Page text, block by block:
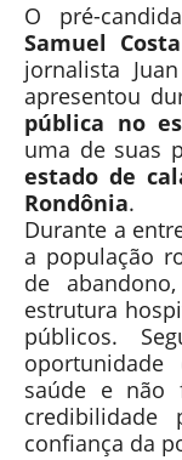
O pré-
Samuel
jornalista
apresentou
pública no
uma de suas
estado de
Rondônia.
Durante a
a população
de abandono,
estrutura
públicos.
saúde e não
confiança da